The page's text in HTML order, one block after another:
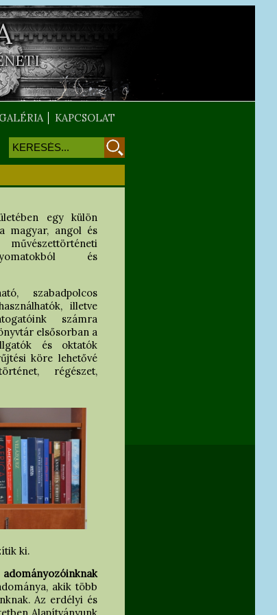
GALÉRIA KAPCSOLAT
Keresés űrlap
Keresés
egy külön
magyar, angol és
és
szabadpolcos
illetve
számra
elsősorban a
és oktatók
köre lehetővé
régészet,
ki.
adományozóinknak
akik több
Az erdélyi és